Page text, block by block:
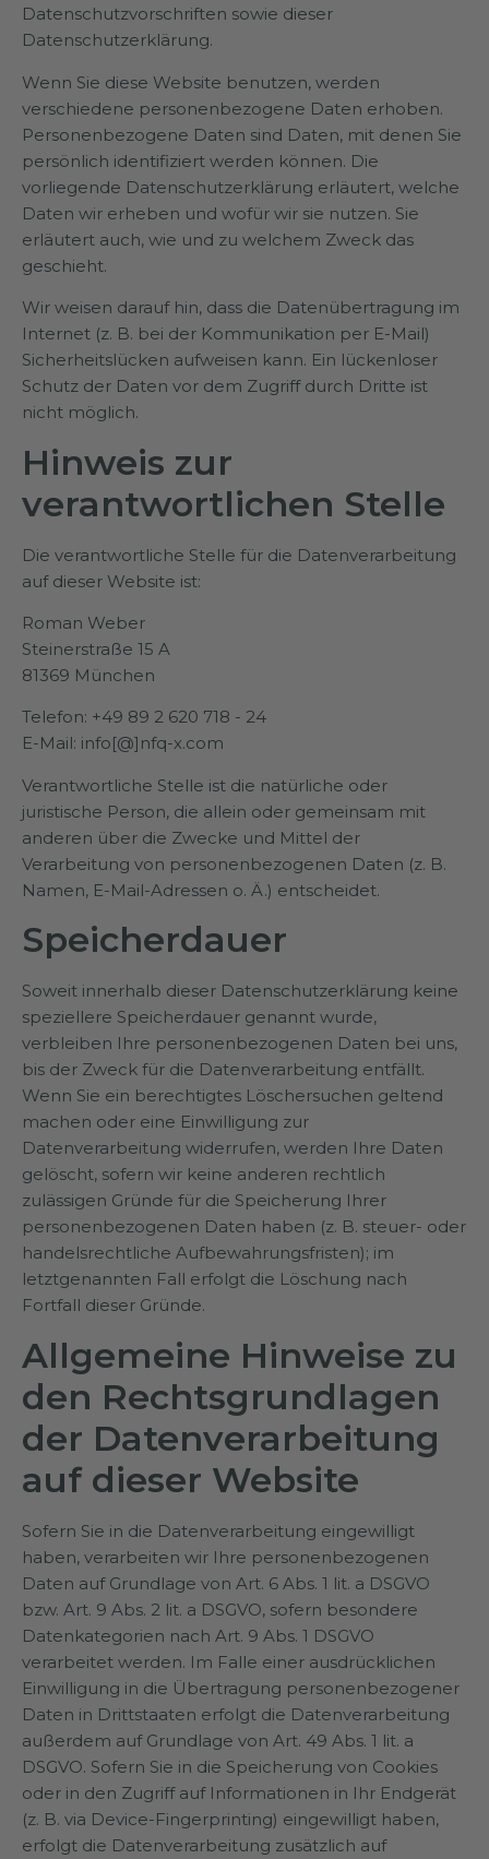
Datenschutzvorschriften sowie dieser
Datenschutzerklärung.
Wenn Sie diese Website benutzen, werden
verschiedene personenbezogene Daten erhoben.
Personenbezogene Daten sind Daten, mit denen Sie
persönlich identifiziert werden können. Die
vorliegende Datenschutzerklärung erläutert, welche
Daten wir erheben und wofür wir sie nutzen. Sie
erläutert auch, wie und zu welchem Zweck das
geschieht.
Wir weisen darauf hin, dass die Datenübertragung im
Internet (z. B. bei der Kommunikation per E-Mail)
Sicherheitslücken aufweisen kann. Ein lückenloser
Schutz der Daten vor dem Zugriff durch Dritte ist
nicht möglich.
Hinweis zur
verantwortlichen Stelle
Die verantwortliche Stelle für die Datenverarbeitung
auf dieser Website ist:
Roman Weber
Steinerstraße 15 A
81369 München
Telefon: +49 89 2 620 718 - 24
E-Mail: info[@]nfq-x.com
Verantwortliche Stelle ist die natürliche oder
juristische Person, die allein oder gemeinsam mit
anderen über die Zwecke und Mittel der
Verarbeitung von personenbezogenen Daten (z. B.
Namen, E-Mail-Adressen o. Ä.) entscheidet.
Speicherdauer
Soweit innerhalb dieser Datenschutzerklärung keine
speziellere Speicherdauer genannt wurde,
verbleiben Ihre personenbezogenen Daten bei uns,
bis der Zweck für die Datenverarbeitung entfällt.
Wenn Sie ein berechtigtes Löschersuchen geltend
machen oder eine Einwilligung zur
Datenverarbeitung widerrufen, werden Ihre Daten
gelöscht, sofern wir keine anderen rechtlich
zulässigen Gründe für die Speicherung Ihrer
personenbezogenen Daten haben (z. B. steuer- oder
handelsrechtliche Aufbewahrungsfristen); im
letztgenannten Fall erfolgt die Löschung nach
Fortfall dieser Gründe.
Allgemeine Hinweise zu
den Rechtsgrundlagen
der Datenverarbeitung
auf dieser Website
Sofern Sie in die Datenverarbeitung eingewilligt
haben, verarbeiten wir Ihre personenbezogenen
Daten auf Grundlage von Art. 6 Abs. 1 lit. a DSGVO
bzw. Art. 9 Abs. 2 lit. a DSGVO, sofern besondere
Datenkategorien nach Art. 9 Abs. 1 DSGVO
verarbeitet werden. Im Falle einer ausdrücklichen
Einwilligung in die Übertragung personenbezogener
Daten in Drittstaaten erfolgt die Datenverarbeitung
außerdem auf Grundlage von Art. 49 Abs. 1 lit. a
DSGVO. Sofern Sie in die Speicherung von Cookies
oder in den Zugriff auf Informationen in Ihr Endgerät
(z. B. via Device-Fingerprinting) eingewilligt haben,
erfolgt die Datenverarbeitung zusätzlich auf